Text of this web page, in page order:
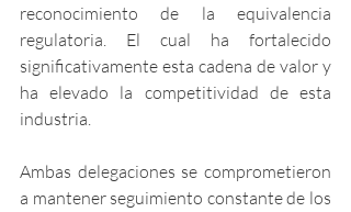
reconocimiento de la equivalencia
regulatoria. El cual ha fortalecido
significativamente esta cadena de valor y
ha elevado la competitividad de esta
industria.
Ambas delegaciones se comprometieron
a mantener seguimiento constante de los